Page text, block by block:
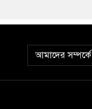
আমাদের সম্পর্কে